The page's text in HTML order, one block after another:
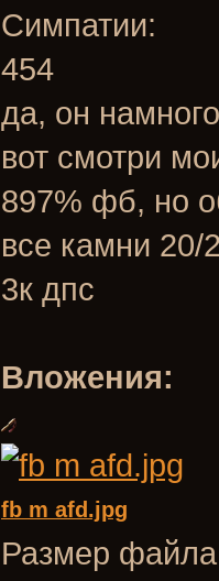
Симпатии:
454
да, он
вот смотри
897% фб, но
все камни
3к дпс
Вложения:
fb m afd.jpg
Размер